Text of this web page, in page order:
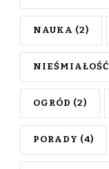
NAUKA (2)
NIEŚMIAŁOŚĆ
OGRÓD (2)
PORADY (4)